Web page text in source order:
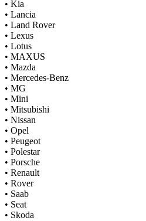
• Kia
• Lancia
• Land Rover
• Lexus
• Lotus
• MAXUS
• Mazda
• Mercedes-Benz
• MG
• Mini
• Mitsubishi
• Nissan
• Opel
• Peugeot
• Polestar
• Porsche
• Renault
• Rover
• Saab
• Seat
• Skoda